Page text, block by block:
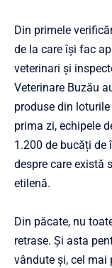
Din primele
de la care își fac
veterinari și
Veterinare Buzău
produse din
prima zi, echipele
1.200 de bucăți de
despre care există
etilenă.
Din păcate, nu
retrase. Și asta
vândute și, cel mai